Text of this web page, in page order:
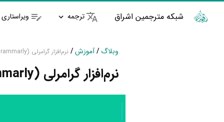
شبکه مترجمین اشراق ترجمه ویراستاری
وبلاگ /آموزش/ نرم‌افزار گرامرلی (Grammarly)
نرم‌افزار گرامرلی (Grammarly)